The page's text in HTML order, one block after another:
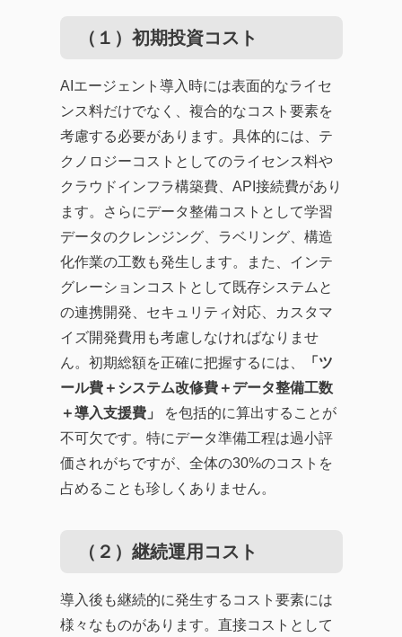
（１）初期投資コスト
AIエージェント導入時には表面的なライセ
ンス料だけでなく、複合的なコスト要素を
考慮する必要があります。具体的には、テ
クノロジーコストとしてのライセンス料や
クラウドインフラ構築費、API接続費があり
ます。さらにデータ整備コストとして学習
データのクレンジング、ラベリング、構造
化作業の工数も発生します。また、インテ
グレーションコストとして既存システムと
の連携開発、セキュリティ対応、カスタマ
イズ開発費用も考慮しなければなりませ
ん。初期総額を正確に把握するには、
「ツ
ール費＋システム改修費＋データ整備工数
＋導入支援費」
を包括的に算出することが
不可欠です。特にデータ準備工程は過小評
価されがちですが、全体の30%のコストを
占めることも珍しくありません。
（２）継続運用コスト
導入後も継続的に発生するコスト要素には
様々なものがあります。直接コストとして